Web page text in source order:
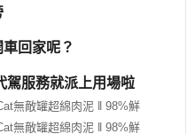
車回家呢？
駕服務就派上用場啦